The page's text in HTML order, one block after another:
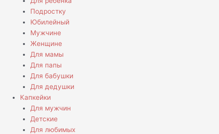
Подростку
Юбилейный
Мужчине
Женщине
Для мамы
Для папы
Для бабушки
Для дедушки
Капкейки
Для мужчин
Детские
Для любимых